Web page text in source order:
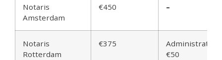
Notaris
Amsterdam
€450 –
Notaris
Rotterdam
€375
€50